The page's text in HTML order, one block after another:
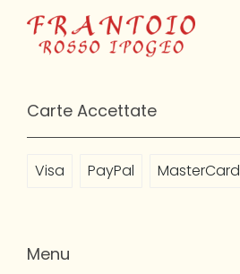
Carte Accettate
Visa PayPal MasterCard
Menu